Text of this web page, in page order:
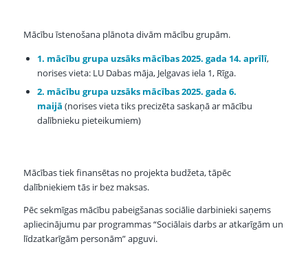
Mācību īstenošana plānota divām mācību grupām.
1. mācību grupa uzsāks mācības 2025. gada 14. aprīlī,
norises vieta: LU Dabas māja, Jelgavas iela 1, Rīga.
2. mācību grupa uzsāks mācības 2025. gada 6.
maijā (norises vieta tiks precizēta saskaņā ar mācību
dalībnieku pieteikumiem)
Mācības tiek finansētas no projekta budžeta, tāpēc
dalībniekiem tās ir bez maksas.
Pēc sekmīgas mācību pabeigšanas sociālie darbinieki saņems
apliecinājumu par programmas “Sociālais darbs ar atkarīgām un
līdzatkarīgām personām” apguvi.